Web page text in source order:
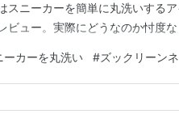
スニーカーを簡単に丸洗いする
ビュー。実際にどうなのか忖度
ーカーを丸洗い #ズックリーン